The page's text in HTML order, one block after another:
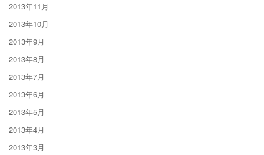
2013年11月
2013年10月
2013年9月
2013年8月
2013年7月
2013年6月
2013年5月
2013年4月
2013年3月